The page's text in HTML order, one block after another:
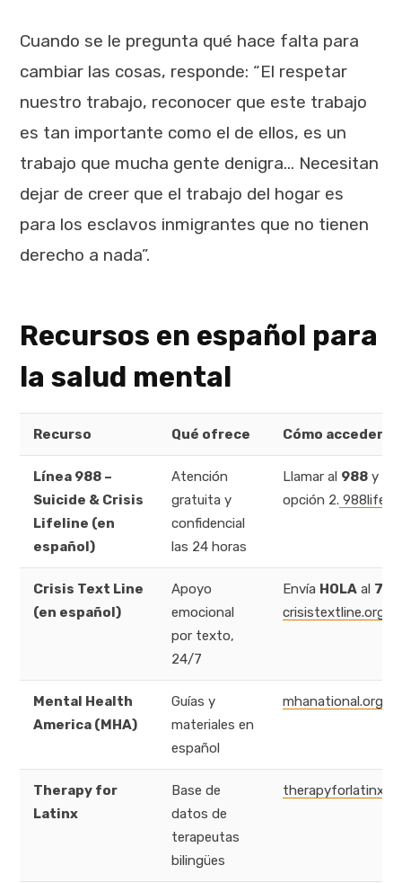
Cuando se le pregunta qué hace falta para
cambiar las cosas, responde: “El respetar
nuestro trabajo, reconocer que este trabajo
es tan importante como el de ellos, es un
trabajo que mucha gente denigra… Necesitan
dejar de creer que el trabajo del hogar es
para los esclavos inmigrantes que no tienen
derecho a nada”.
Recursos en español para
la salud mental
Recurso Qué ofrece Cómo acceder
Línea 988 –
Suicide & Crisis
Lifeline (en
español)
Atención
gratuita y
confidencial
las 24 horas
Llamar al 988 y
opción 2.
Crisis Text Line
(en español)
Apoyo
emocional
por texto,
24/7
Envía HOLA al
crisistextline.org
Mental Health
America (MHA)
Guías y
materiales en
español
mhanational.org/
Therapy for
Latinx
Base de
datos de
terapeutas
bilingües